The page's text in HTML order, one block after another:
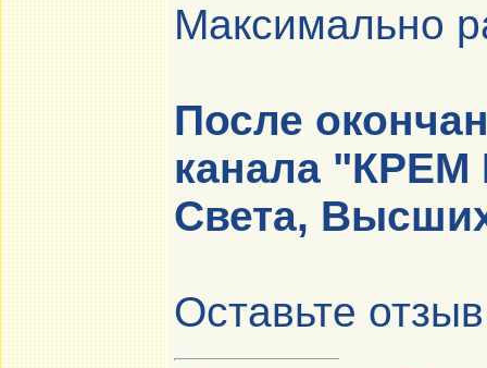
Максимально
После
канала "КРЕМ
Света,
Оставьте